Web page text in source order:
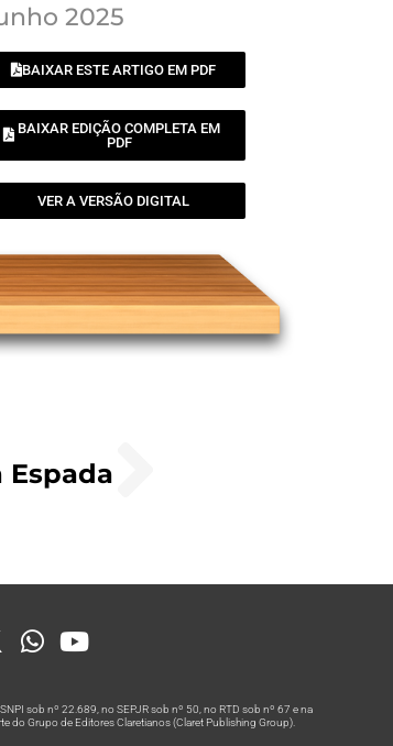
2025
BAIXAR ESTE ARTIGO EM PDF
BAIXAR EDIÇÃO COMPLETA EM
PDF
VER A VERSÃO DIGITAL
Espada
sob nº 22.689, no SEPJR sob nº 50, no RTD sob nº 67 e na
do Grupo de Editores Claretianos (Claret Publishing Group).